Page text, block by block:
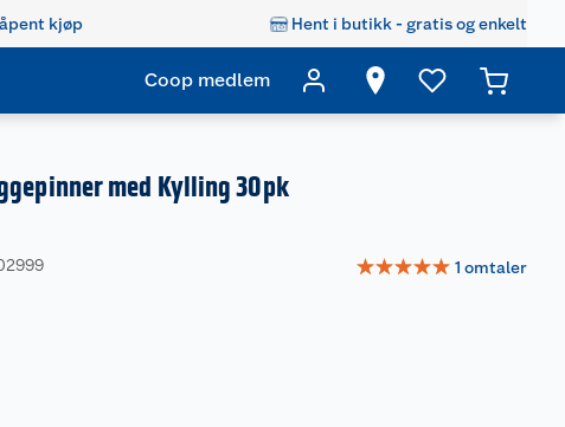
kjøp Hent i butikk - gratis og enkelt
Coop medlem
med Kylling 30pk
☆☆☆☆☆ 1 omtaler